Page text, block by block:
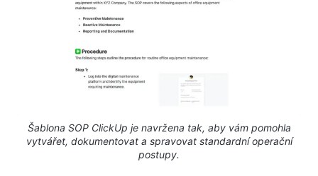
Šablona SOP ClickUp je navržena tak, aby vám pomohla
vytvářet, dokumentovat a spravovat standardní operační
postupy.